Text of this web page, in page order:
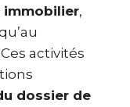
immobilier,
activités
dossier de